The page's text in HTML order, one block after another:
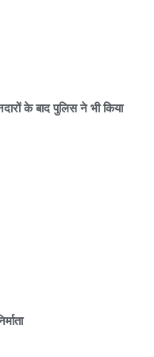
के बाद पुलिस ने भी किया